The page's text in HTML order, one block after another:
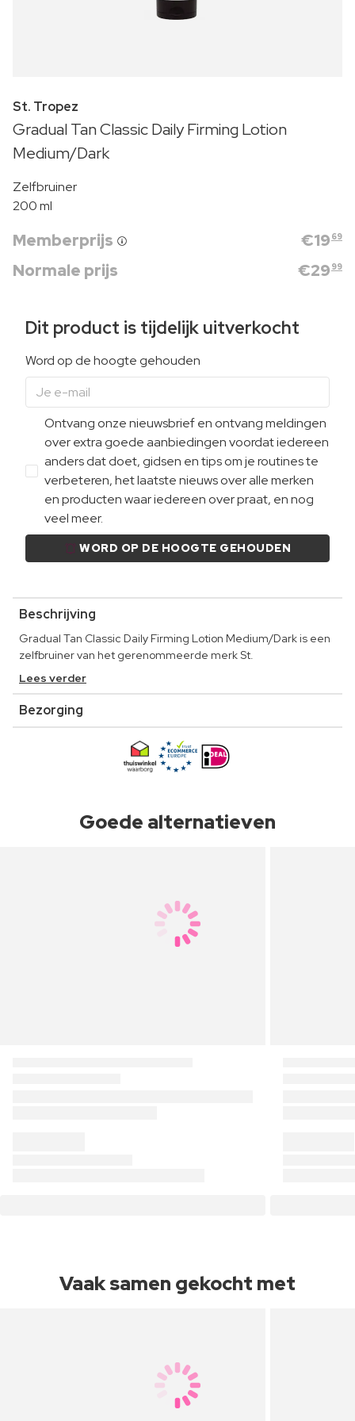
St. Tropez
Gradual Tan Classic Daily Firming Lotion
Medium/Dark
Zelfbruiner
200 ml
Memberprijs €19 69
Normale prijs €29 99
Dit product is tijdelijk uitverkocht
Word op de hoogte gehouden
Ontvang onze nieuwsbrief en ontvang meldingen
over extra goede aanbiedingen voordat iedereen
anders dat doet, gidsen en tips om je routines te
verbeteren, het laatste nieuws over alle merken
en producten waar iedereen over praat, en nog
veel meer.
WORD OP DE HOOGTE GEHOUDEN
Beschrijving
Gradual Tan Classic Daily Firming Lotion Medium/Dark is een
zelfbruiner van het gerenommeerde merk St.
Lees verder
Bezorging
Goede alternatieven
Vaak samen gekocht met